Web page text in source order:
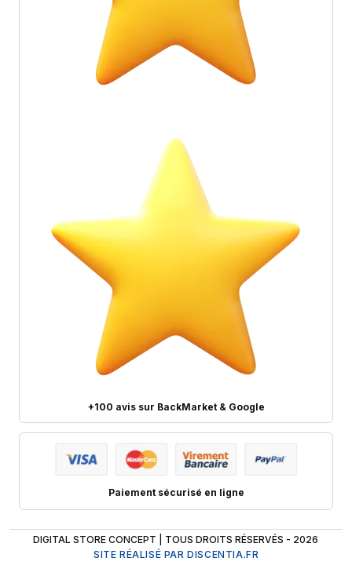
+100 avis sur BackMarket & Google
Paiement sécurisé en ligne
DIGITAL STORE CONCEPT | TOUS DROITS RÉSERVÉS - 2026
SITE RÉALISÉ PAR DISCENTIA.FR